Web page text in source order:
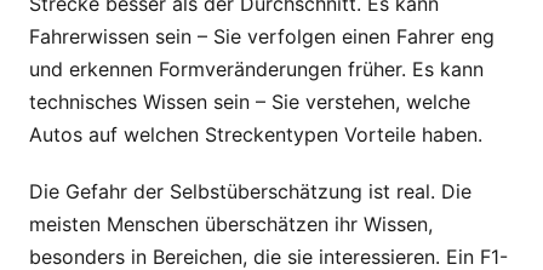
Fahrerwissen sein – Sie verfolgen einen Fahrer eng
und erkennen Formveränderungen früher. Es kann
technisches Wissen sein – Sie verstehen, welche
Autos auf welchen Streckentypen Vorteile haben.
Die Gefahr der Selbstüberschätzung ist real. Die
meisten Menschen überschätzen ihr Wissen,
besonders in Bereichen, die sie interessieren. Ein F1-